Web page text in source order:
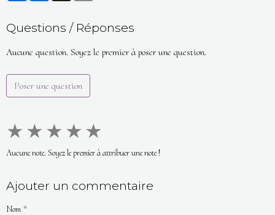
Questions / Réponses
Aucune question. Soyez le premier à poser une question.
Poser une question
★ ★ ★ ★ ★
Aucune note. Soyez le premier à attribuer une note !
Ajouter un commentaire
Nom